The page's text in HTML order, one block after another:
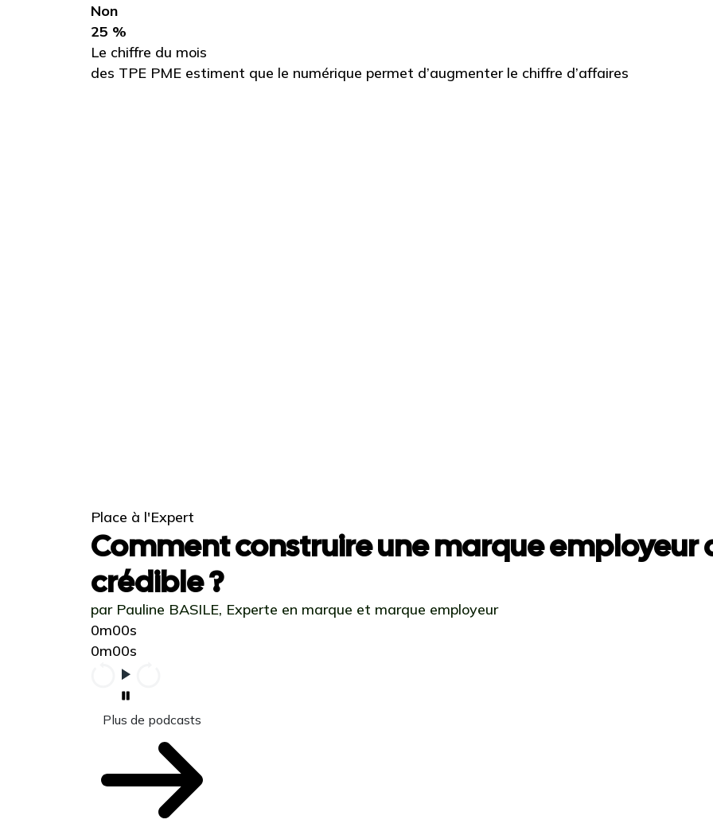
Non
25 %
Le chiffre du mois
des TPE PME estiment que le numérique permet d’augmenter le chiffre d’affaires
Place à l'Expert
Comment construire une marque employeur
crédible ?
par Pauline BASILE, Experte en marque et marque employeur
0m00s
0m00s
Plus de podcasts